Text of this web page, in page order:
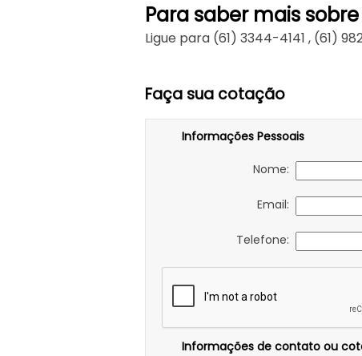
Para saber mais
Ligue para (61) 3344-4141 , (61)
Faça sua cotação
Informações Pessoais
Nome:
Email:
Telefone:
Informações de contato ou